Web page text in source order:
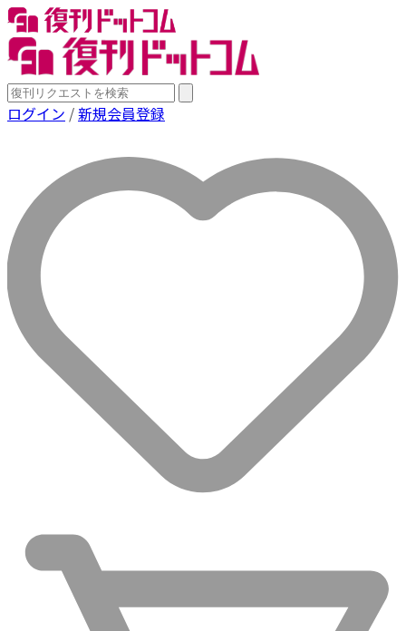
ログイン /新規会員登録